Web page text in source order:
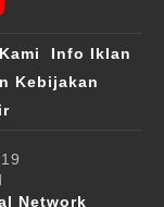
Info Iklan
Kebijakan
Network